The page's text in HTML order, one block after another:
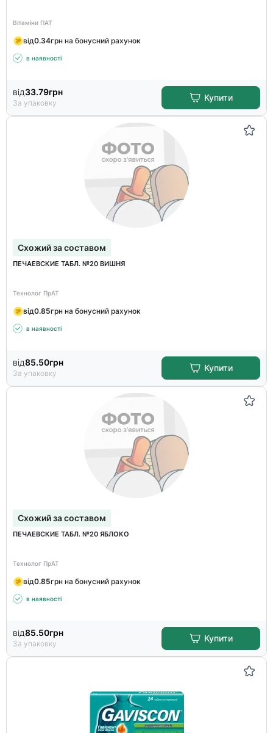
Вітаміни ПАТ
від0.34грн на бонусний рахунок
в наявності
від33.79грн
За упаковку
Купити
Схожий за составом
ПЕЧАЕВСКИЕ ТАБЛ. №20 ВИШНЯ
Технолог ПрАТ
від0.85грн на бонусний рахунок
в наявності
від85.50грн
За упаковку
Купити
Схожий за составом
ПЕЧАЕВСКИЕ ТАБЛ. №20 ЯБЛОКО
Технолог ПрАТ
від0.85грн на бонусний рахунок
в наявності
від85.50грн
За упаковку
Купити